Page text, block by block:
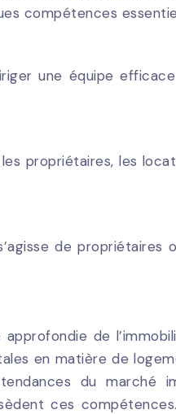
compétences
une équipe
propriétaires, les
de propriétaires
de
en matière de
du marché
ces